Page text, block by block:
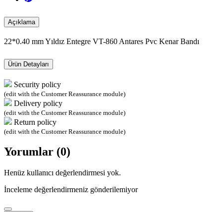
Açıklama
22*0.40 mm Yıldız Entegre VT-860 Antares Pvc Kenar Bandı
Ürün Detayları
Security policy
(edit with the Customer Reassurance module)
Delivery policy
(edit with the Customer Reassurance module)
Return policy
(edit with the Customer Reassurance module)
Yorumlar (0)
Henüz kullanıcı değerlendirmesi yok.
İnceleme değerlendirmeniz gönderilemiyor